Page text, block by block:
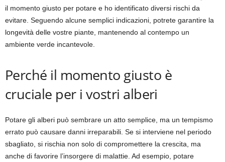
il momento giusto per potare e ho identificato diversi rischi da
evitare. Seguendo alcune semplici indicazioni, potrete garantire la
longevità delle vostre piante, mantenendo al contempo un
ambiente verde incantevole.
Perché il momento giusto è
cruciale per i vostri alberi
Potare gli alberi può sembrare un atto semplice, ma un tempismo
errato può causare danni irreparabili. Se si interviene nel periodo
sbagliato, si rischia non solo di compromettere la crescita, ma
anche di favorire l’insorgere di malattie. Ad esempio, potare